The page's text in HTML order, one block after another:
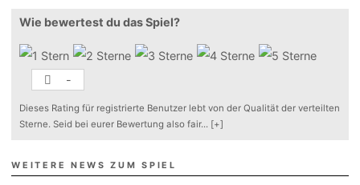
Wie bewertest du das Spiel?
-
Dieses Rating für registrierte Benutzer lebt von der Qualität der verteilten
Sterne. Seid bei eurer Bewertung also fair... [+]
WEITERE NEWS ZUM SPIEL